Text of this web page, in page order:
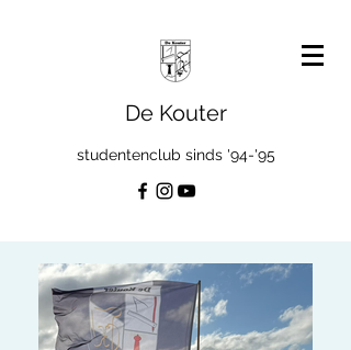
De Kouter
studentenclub sinds '94-'95